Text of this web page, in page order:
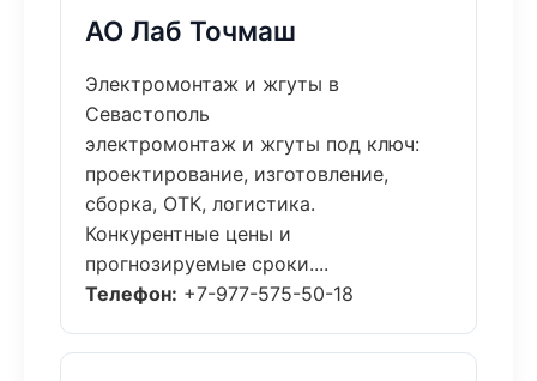
АО Лаб Точмаш
Электромонтаж и жгуты в
Севастополь
электромонтаж и жгуты под ключ:
проектирование, изготовление,
сборка, ОТК, логистика.
Конкурентные цены и
прогнозируемые сроки....
Телефон: +7-977-575-50-18